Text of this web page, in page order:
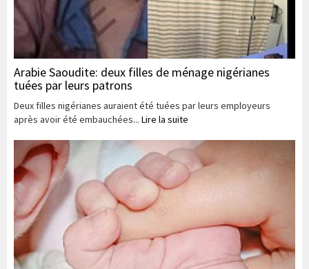
Arabie Saoudite: deux filles de ménage nigérianes
tuées par leurs patrons
Deux filles nigérianes auraient été tuées par leurs employeurs
après avoir été embauchées... Lire la suite